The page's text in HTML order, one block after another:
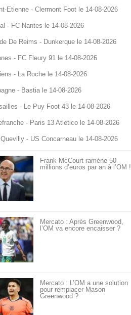
Etienne - Clermont Foot le 14-08-2026
- FC Nantes le 14-08-2026
De Reims - Dunkerque le 14-08-2026
- FC Fleury 91 le 14-08-2026
- La Roche le 14-08-2026
- Bastia le 14-08-2026
- Le Puy Foot 43 le 14-08-2026
- Paris 13 Atletico le 14-08-2026
- US Concarneau le 14-08-2026
Frank McCourt ramène 50
millions d’euros par an à l’OM !
Mercato : Après Greenwood,
l’OM va encore encaisser ?
Mercato : L’OM a une solution
pour remplacer Mason
Greenwood ?